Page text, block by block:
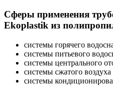
Сферы применения
Ekoplastik из
системы горячего
системы питьевого
системы центрального
системы сжатого воздуха
системы